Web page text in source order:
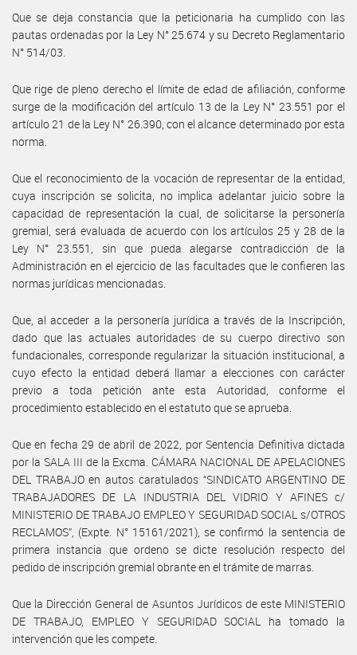
Que se deja constancia que la peticionaria ha cumplido con las
pautas ordenadas por la Ley N° 25.674 y su Decreto Reglamentario
N° 514/03.
Que rige de pleno derecho el límite de edad de afiliación, conforme
surge de la modificación del artículo 13 de la Ley N° 23.551 por el
artículo 21 de la Ley N° 26.390, con el alcance determinado por esta
norma.
Que el reconocimiento de la vocación de representar de la entidad,
cuya inscripción se solicita, no implica adelantar juicio sobre la
capacidad de representación la cual, de solicitarse la personería
gremial, será evaluada de acuerdo con los artículos 25 y 28 de la
Ley N° 23.551, sin que pueda alegarse contradicción de la
Administración en el ejercicio de las facultades que le confieren las
normas jurídicas mencionadas.
Que, al acceder a la personería jurídica a través de la Inscripción,
dado que las actuales autoridades de su cuerpo directivo son
fundacionales, corresponde regularizar la situación institucional, a
cuyo efecto la entidad deberá llamar a elecciones con carácter
previo a toda petición ante esta Autoridad, conforme el
procedimiento establecido en el estatuto que se aprueba.
Que en fecha 29 de abril de 2022, por Sentencia Definitiva dictada
por la SALA III de la Excma. CÁMARA NACIONAL DE APELACIONES
DEL TRABAJO en autos caratulados “SINDICATO ARGENTINO DE
TRABAJADORES DE LA INDUSTRIA DEL VIDRIO Y AFINES c/
MINISTERIO DE TRABAJO EMPLEO Y SEGURIDAD SOCIAL s/OTROS
RECLAMOS”, (Expte. N° 15161/2021), se confirmó la sentencia de
primera instancia que ordeno se dicte resolución respecto del
pedido de inscripción gremial obrante en el trámite de marras.
Que la Dirección General de Asuntos Jurídicos de este MINISTERIO
DE TRABAJO, EMPLEO Y SEGURIDAD SOCIAL ha tomado la
intervención que les compete.